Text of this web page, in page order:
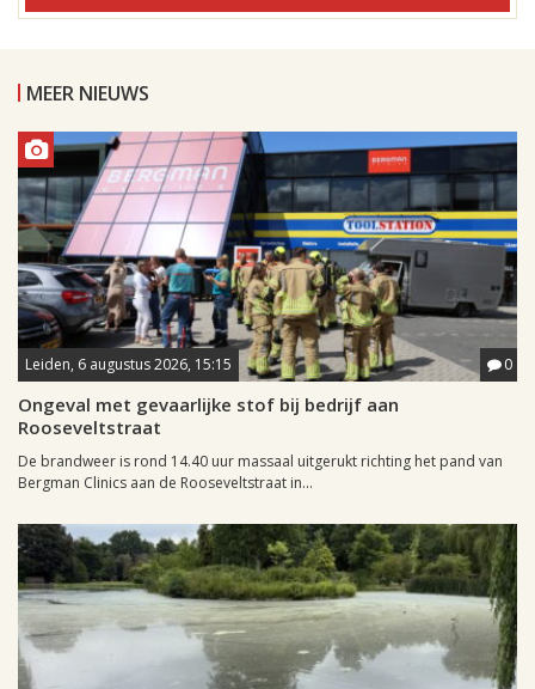
MEER NIEUWS
Leiden, 6 augustus 2026, 15:15 0
Ongeval met gevaarlijke stof bij bedrijf aan
Rooseveltstraat
De brandweer is rond 14.40 uur massaal uitgerukt richting het pand van
Bergman Clinics aan de Rooseveltstraat in...